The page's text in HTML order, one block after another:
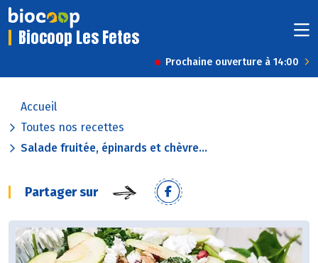
Biocoop Les Fetes
Prochaine ouverture à 14:00
Accueil
Toutes nos recettes
Salade fruitée, épinards et chèvre...
Partager sur